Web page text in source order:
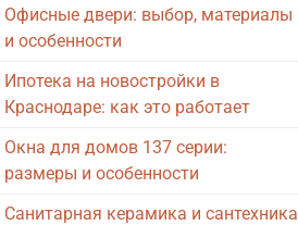
Офисные двери: выбор, материалы
и особенности
Ипотека на новостройки в
Краснодаре: как это работает
Окна для домов 137 серии:
размеры и особенности
Санитарная керамика и сантехника